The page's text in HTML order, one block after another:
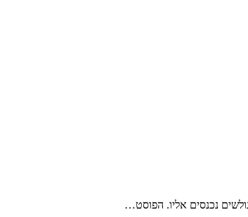
נכנסים אליו. הפוסט…